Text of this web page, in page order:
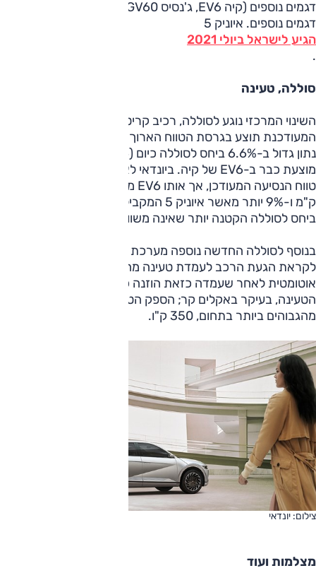
דגמים נוספים. איוניק 5
הגיע לישראל ביולי 2021
.
סוללה, טעינה
השינוי המרכזי נוגע לסוללה, רכיב קריטי ברכב חשמלי. המהדורה
מוצעת כבר ב-EV6 של קיה. ביונדאי לא מפרסמים בשלב זה את
ק"מ ו-9% יותר מאשר איוניק 5 המקביל כיום. לא נמסר על שינוי
ביחס לסוללה הקטנה יותר שאינה משווקת בישראל.
בנוסף לסוללה החדשה נוספה מערכת לחימום מקדים שלה
לקראת הגעת הרכב לעמדת טעינה מהירה. המערכת תופעל
אוטומטית לאחר שעמדה כזאת הוזנה כיעד כדי לשפר את קצב
הטעינה, בעיקר באקלים קר; הספק הטעינה המרבי הוא
מהגבוהים ביותר בתחום, 350 ק"ו.
צילום: יונדאי
מצלמות ועוד